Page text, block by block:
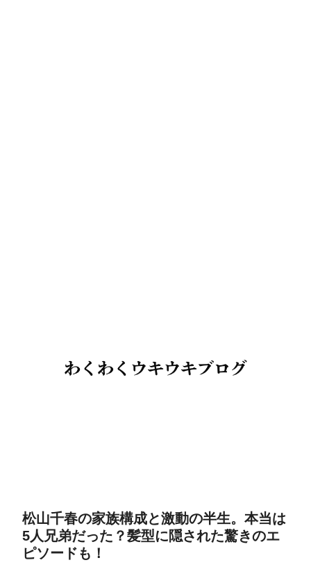
松山千春の家族構成と激動の半生。本当は
5人兄弟だった？髪型に隠された驚きのエ
ピソードも！